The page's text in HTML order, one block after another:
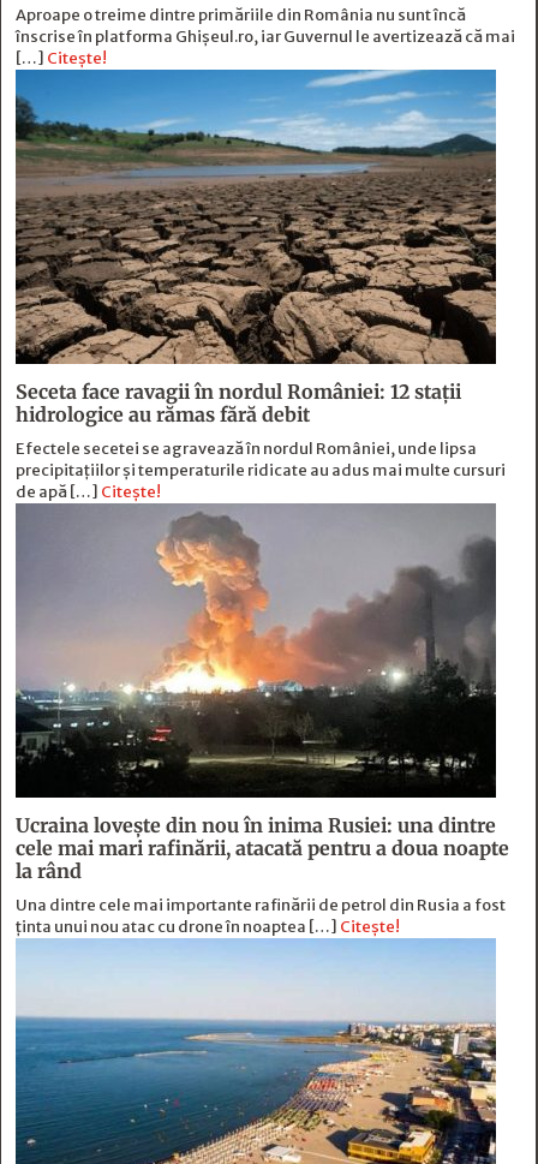
Aproape o treime dintre primăriile din România nu sunt încă
înscrise în platforma Ghișeul.ro, iar Guvernul le avertizează că mai
[…] Citește!
Seceta face ravagii în nordul României: 12 stații
hidrologice au rămas fără debit
Efectele secetei se agravează în nordul României, unde lipsa
precipitațiilor și temperaturile ridicate au adus mai multe cursuri
de apă […] Citește!
Ucraina lovește din nou în inima Rusiei: una dintre
cele mai mari rafinării, atacată pentru a doua noapte
la rând
Una dintre cele mai importante rafinării de petrol din Rusia a fost
ținta unui nou atac cu drone în noaptea […] Citește!